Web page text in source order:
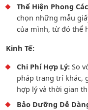
Thể Hiện Phong
chọn những mẫu
của mình, từ đó thể
Kinh Tế:
Chi Phí Hợp Lý: So
pháp trang trí khác,
hợp lý và thời gian
Bảo Dưỡng Dễ